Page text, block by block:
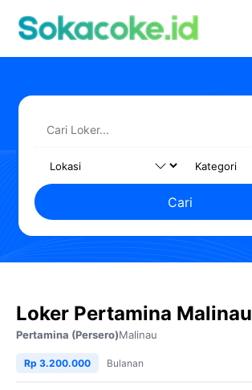
Cari
Loker Pertamina Malinau
Pertamina (Persero)Malinau
Rp 3.200.000 Bulanan